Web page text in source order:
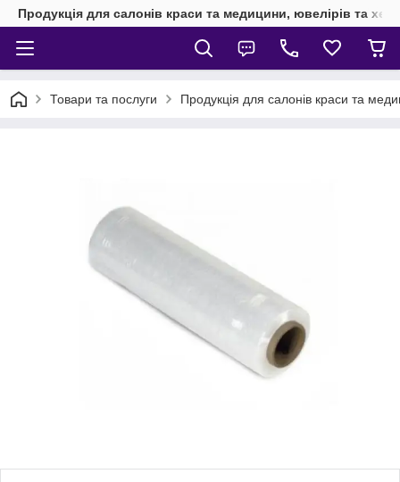
Продукція для салонів краси та медицини, ювелірів та
Товари та послуги Продукція для салонів краси та